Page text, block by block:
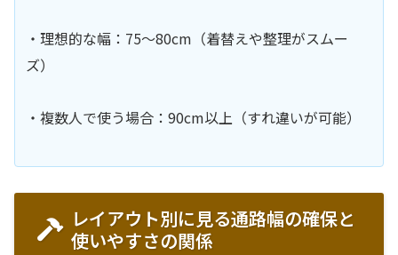
・理想的な幅：75〜80cm（着替えや整理がスムー
ズ）
・複数人で使う場合：90cm以上（すれ違いが可能）
レイアウト別に見る通路幅の確保と
使いやすさの関係